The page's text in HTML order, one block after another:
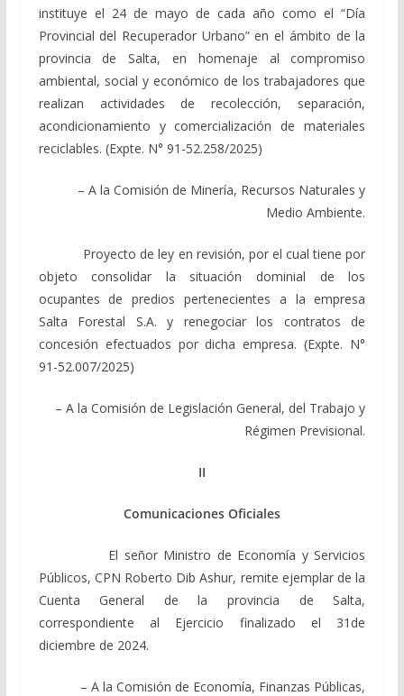
instituye el 24 de mayo de cada año como el “Día
Provincial del Recuperador Urbano” en el ámbito de la
provincia de Salta, en homenaje al compromiso
ambiental, social y económico de los trabajadores que
realizan actividades de recolección, separación,
acondicionamiento y comercialización de materiales
reciclables. (Expte. N° 91-52.258/2025)
– A la Comisión de Minería, Recursos Naturales y
Medio Ambiente.
Proyecto de ley en revisión, por el cual tiene por
objeto consolidar la situación dominial de los
ocupantes de predios pertenecientes a la empresa
Salta Forestal S.A. y renegociar los contratos de
concesión efectuados por dicha empresa. (Expte. N°
91-52.007/2025)
– A la Comisión de Legislación General, del Trabajo y
Régimen Previsional.
II
Comunicaciones Oficiales
El señor Ministro de Economía y Servicios
Públicos, CPN Roberto Dib Ashur, remite ejemplar de la
Cuenta General de la provincia de Salta,
correspondiente al Ejercicio finalizado el 31de
diciembre de 2024.
– A la Comisión de Economía, Finanzas Públicas,